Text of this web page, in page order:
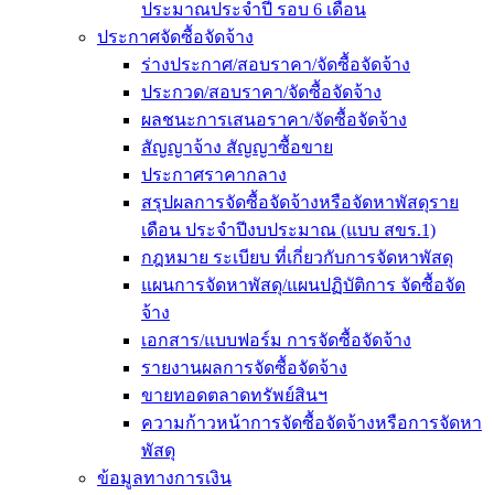
ประมาณประจำปี รอบ 6 เดือน
ประกาศจัดซื้อจัดจ้าง
ร่างประกาศ/สอบราคา/จัดซื้อจัดจ้าง
ประกวด/สอบราคา/จัดซื้อจัดจ้าง
ผลชนะการเสนอราคา/จัดซื้อจัดจ้าง
สัญญาจ้าง สัญญาซื้อขาย
ประกาศราคากลาง
สรุปผลการจัดซื้อจัดจ้างหรือจัดหาพัสดุราย
เดือน ประจำปีงบประมาณ (แบบ สขร.1)
กฎหมาย ระเบียบ ที่เกี่ยวกับการจัดหาพัสดุ
แผนการจัดหาพัสดุ/แผนปฏิบัติการ จัดซื้อจัด
จ้าง
เอกสาร/แบบฟอร์ม การจัดซื้อจัดจ้าง
รายงานผลการจัดซื้อจัดจ้าง
ขายทอดตลาดทรัพย์สินฯ
ความก้าวหน้าการจัดซื้อจัดจ้างหรือการจัดหา
พัสดุ
ข้อมูลทางการเงิน